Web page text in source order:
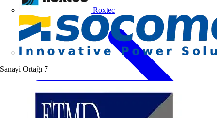
Roxtec
Sanayi Ortağı 7